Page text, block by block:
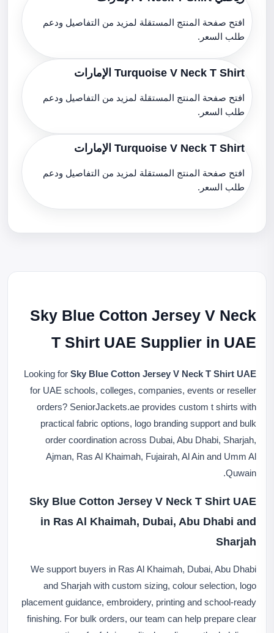
افتح صفحة المنتج المستقلة لمزيد من التفاصيل ودعم
طلب السعر.
Turquoise V Neck T Shirt الإمارات
افتح صفحة المنتج المستقلة لمزيد من التفاصيل ودعم
طلب السعر.
Turquoise V Neck T Shirt الإمارات
افتح صفحة المنتج المستقلة لمزيد من التفاصيل ودعم
طلب السعر.
Sky Blue Cotton Jersey V Neck
T Shirt UAE Supplier in UAE
Looking for Sky Blue Cotton Jersey V Neck T Shirt UAE
for UAE schools, colleges, companies, events or reseller
orders? SeniorJackets.ae provides custom t shirts with
practical fabric options, logo branding support and bulk
order coordination across Dubai, Abu Dhabi, Sharjah,
Ajman, Ras Al Khaimah, Fujairah, Al Ain and Umm Al
Quwain.
Sky Blue Cotton Jersey V Neck T Shirt UAE
in Ras Al Khaimah, Dubai, Abu Dhabi and
Sharjah
We support buyers in Ras Al Khaimah, Dubai, Abu Dhabi
and Sharjah with custom sizing, colour selection, logo
placement guidance, embroidery, printing and school-ready
finishing. For bulk orders, our team can help prepare clear